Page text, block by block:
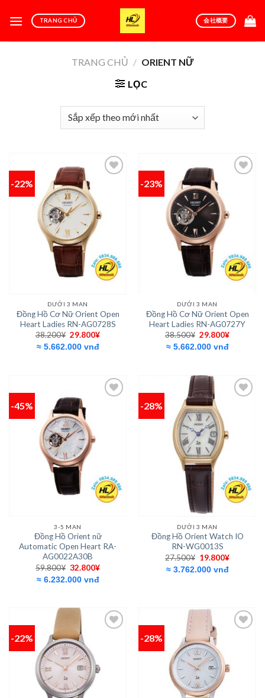
TRANG CHỦ 会社概要
TRANG CHỦ / ORIENT NỮ
LỌC
-22%
wishlist
DƯỚI 3 MAN
Đồng Hồ Cơ Nữ Orient Open
Heart Ladies RN-AG0728S
38.200¥ Giá
gốc
là:
29.800¥Giá
≈ 5.662.000 vnđ
-23%
wishlist
DƯỚI 3 MAN
Đồng Hồ Cơ Nữ Orient Open
Heart Ladies RN-AG0727Y
38.500¥ Giá
gốc
là:
29.800¥Giá
≈ 5.662.000 vnđ
-45%
3-5 MAN
Đồng Hồ Orient nữ
Automatic Open Heart RA-
AG0022A30B
59.800¥ Giá
gốc
là:
32.800¥Giá
≈ 6.232.000 vnđ
-28%
wishlist
DƯỚI 3 MAN
Đồng Hồ Orient Watch IO
RN-WG0013S
27.500¥ Giá
gốc
là:
19.800¥Giá
≈ 3.762.000 vnđ
-22%
wishlist
-28%
wishlist